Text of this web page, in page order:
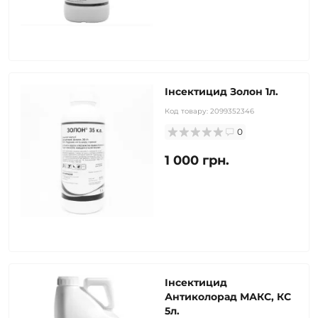
Інсектицид Золон 1л.
Код товару: 2099352346
0
1 000 грн.
Інсектицид
Антиколорад МАКС, КС
5л.